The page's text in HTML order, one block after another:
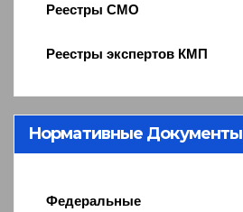
Реестры СМО
Реестры экспертов КМП
Нормативные Документы
Федеральные